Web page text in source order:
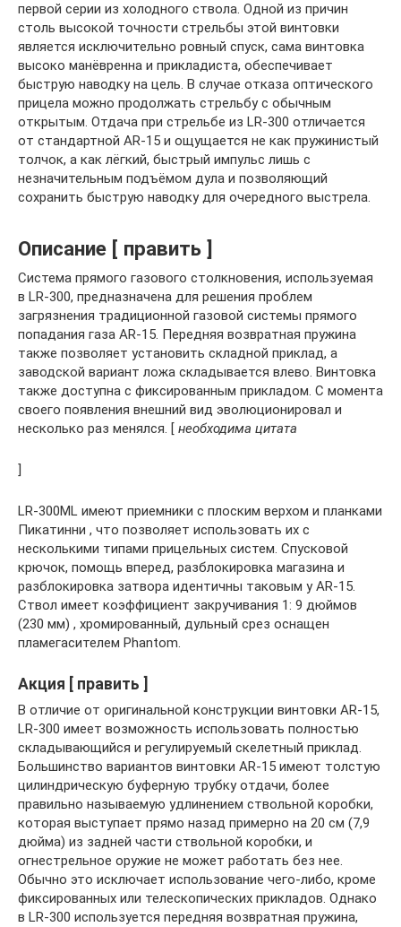
первой серии из холодного ствола. Одной из причин
столь высокой точности стрельбы этой винтовки
является исключительно ровный спуск, сама винтовка
высоко манёвренна и прикладиста, обеспечивает
быструю наводку на цель. В случае отказа оптического
прицела можно продолжать стрельбу с обычным
открытым. Отдача при стрельбе из LR-300 отличается
от стандартной AR-15 и ощущается не как пружинистый
толчок, а как лёгкий, быстрый импульс лишь с
незначительным подъёмом дула и позволяющий
сохранить быструю наводку для очередного выстрела.
Описание [ править ]
Система прямого газового столкновения, используемая
в LR-300, предназначена для решения проблем
загрязнения традиционной газовой системы прямого
попадания газа AR-15. Передняя возвратная пружина
также позволяет установить складной приклад, а
заводской вариант ложа складывается влево. Винтовка
также доступна с фиксированным прикладом. С момента
своего появления внешний вид эволюционировал и
несколько раз менялся. [ необходима цитата
]
LR-300ML имеют приемники с плоским верхом и планками
Пикатинни , что позволяет использовать их с
несколькими типами прицельных систем. Спусковой
крючок, помощь вперед, разблокировка магазина и
разблокировка затвора идентичны таковым у AR-15.
Ствол имеет коэффициент закручивания 1: 9 дюймов
(230 мм) , хромированный, дульный срез оснащен
пламегасителем Phantom.
Акция [ править ]
В отличие от оригинальной конструкции винтовки AR-15,
LR-300 имеет возможность использовать полностью
складывающийся и регулируемый скелетный приклад.
Большинство вариантов винтовки AR-15 имеют толстую
цилиндрическую буферную трубку отдачи, более
правильно называемую удлинением ствольной коробки,
которая выступает прямо назад примерно на 20 см (7,9
дюйма) из задней части ствольной коробки, и
огнестрельное оружие не может работать без нее.
Обычно это исключает использование чего-либо, кроме
фиксированных или телескопических прикладов. Однако
в LR-300 используется передняя возвратная пружина,